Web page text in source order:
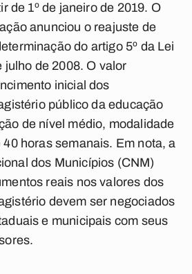
de 1º de janeiro de 2019. O
anunciou o reajuste de
do artigo 5º da Lei
julho de 2008. O valor
inicial dos
público da educação
de nível médio, modalidade
horas semanais. Em nota, a
dos Municípios (CNM)
reais nos valores dos
devem ser negociados
e municipais com seus